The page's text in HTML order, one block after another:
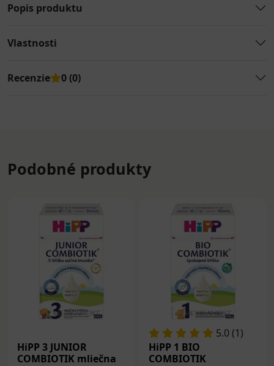
Popis produktu
Vlastnosti
Recenzie 0 (0)
Podobné produkty
HiPP 3 JUNIOR
COMBIOTIK mliečna
5.0 (1)
HiPP 1 BIO
COMBIOTIK